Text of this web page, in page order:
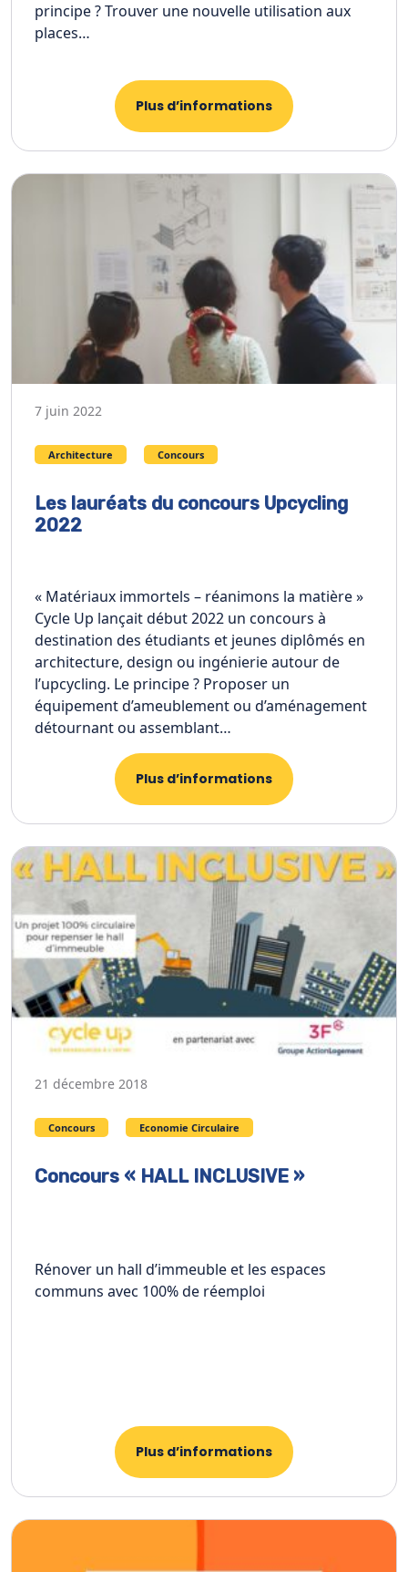
principe ? Trouver une nouvelle utilisation aux
places…
Plus d’informations
7 juin 2022
Architecture Concours
Les lauréats du concours Upcycling
2022
« Matériaux immortels – réanimons la matière »
Cycle Up lançait début 2022 un concours à
destination des étudiants et jeunes diplômés en
architecture, design ou ingénierie autour de
l’upcycling. Le principe ? Proposer un
équipement d’ameublement ou d’aménagement
détournant ou assemblant…
Plus d’informations
21 décembre 2018
Concours Economie Circulaire
Concours « HALL INCLUSIVE »
Rénover un hall d’immeuble et les espaces
communs avec 100% de réemploi
Plus d’informations